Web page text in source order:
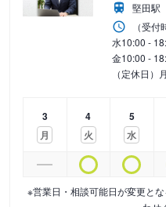
堅田駅
（受付
水10:00 -
金10:00 -
（定休日）
3
月
4
火
5
水
※営業日・相談可能日が変更と